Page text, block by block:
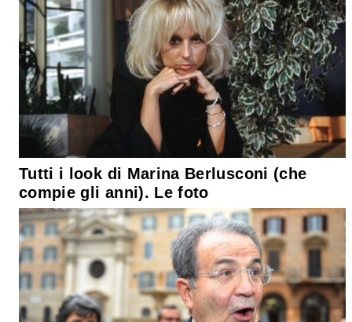
Tutti i look di Marina Berlusconi (che
compie gli anni). Le foto